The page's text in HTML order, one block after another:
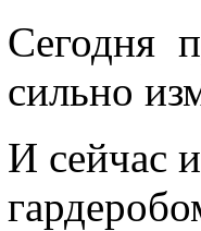
Сегодня
сильно
И сейчас